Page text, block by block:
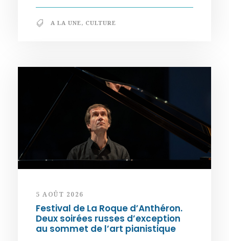
A LA UNE, CULTURE
5 AOÛT 2026
Festival de La Roque d’Anthéron.
Deux soirées russes d’exception
au sommet de l’art pianistique